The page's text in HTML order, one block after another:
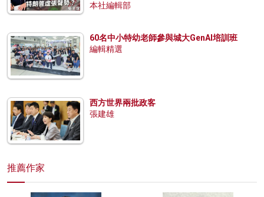
本社編輯部
60名中小特幼老師參與城大GenAI培訓班
編輯精選
西方世界兩批政客
張建雄
推薦作家